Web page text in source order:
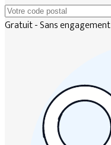
Gratuit - Sans engagement